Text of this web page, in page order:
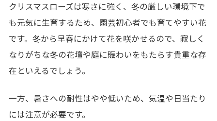
クリスマスローズは寒さに強く、冬の厳しい環境下で
も元気に生育するため、園芸初心者でも育てやすい花
です。冬から早春にかけて花を咲かせるので、寂しく
なりがちな冬の花壇や庭に賑わいをもたらす貴重な存
在といえるでしょう。
一方、暑さへの耐性はやや低いため、気温や日当たり
には注意が必要です。